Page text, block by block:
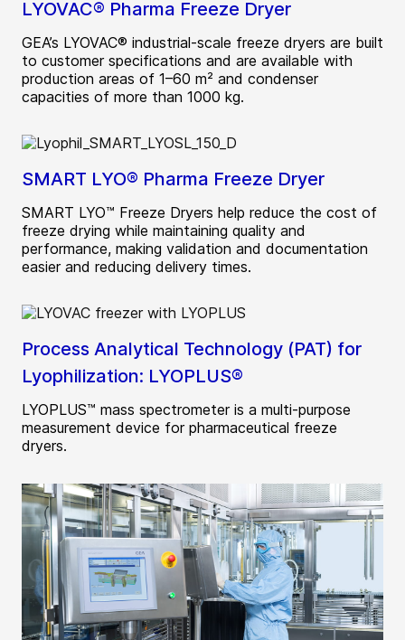
LYOVAC® Pharma Freeze Dryer
GEA’s LYOVAC® industrial-scale freeze dryers are built
to customer specifications and are available with
production areas of 1–60 m² and condenser
capacities of more than 1000 kg.
SMART LYO® Pharma Freeze Dryer
SMART LYO™ Freeze Dryers help reduce the cost of
freeze drying while maintaining quality and
performance, making validation and documentation
easier and reducing delivery times.
Process Analytical Technology (PAT) for
Lyophilization: LYOPLUS®
LYOPLUS™ mass spectrometer is a multi-purpose
measurement device for pharmaceutical freeze
dryers.